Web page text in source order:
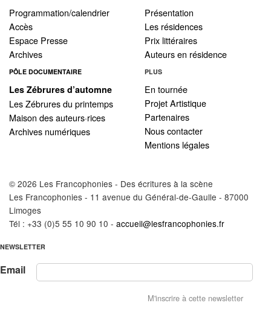
Programmation/calendrier
Accès
Espace Presse
Archives
Présentation
Les résidences
Prix littéraires
Auteurs en résidence
PÔLE DOCUMENTAIRE
Les Zébrures d’automne
Les Zébrures du printemps
Maison des auteurs·rices
Archives numériques
PLUS
En tournée
Projet Artistique
Partenaires
Nous contacter
Mentions légales
© 2026 Les Francophonies - Des écritures à la scène
Les Francophonies - 11 avenue du Général-de-Gaulle - 87000
Limoges
Tél : +33 (0)5 55 10 90 10 - accueil@lesfrancophonies.fr
NEWSLETTER
Email